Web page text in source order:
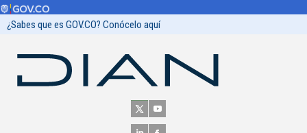
¿Sabes que es GOV.CO? Conócelo aquí